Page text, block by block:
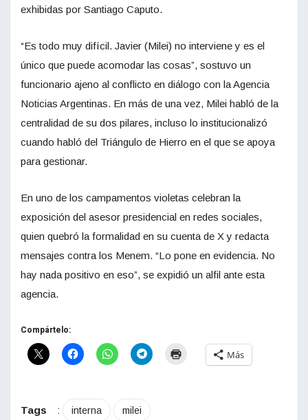
exhibidas por Santiago Caputo.
“Es todo muy difícil. Javier (Milei) no interviene y es el
único que puede acomodar las cosas”, sostuvo un
funcionario ajeno al conflicto en diálogo con la Agencia
Noticias Argentinas. En más de una vez, Milei habló de la
centralidad de su dos pilares, incluso lo institucionalizó
cuando habló del Triángulo de Hierro en el que se apoya
para gestionar.
En uno de los campamentos violetas celebran la
exposición del asesor presidencial en redes sociales,
quien quebró la formalidad en su cuenta de X y redacta
mensajes contra los Menem. “Lo pone en evidencia. No
hay nada positivo en eso”, se expidió un alfil ante esta
agencia.
Compártelo:
Más
Tags : interna milei